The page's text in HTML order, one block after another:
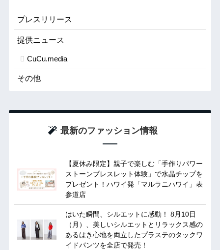
プレスリリース
提供ニュース
CuCu.media
その他
最新のファッション情報
【夏休み限定】親子で楽しむ「手作りパワー
ストーンブレスレット体験」で水晶チップを
プレゼント！ハワイ発「マルラニハワイ」表
参道店
はいた瞬間、シルエットに感動！ 8月10日
（月）、美しいシルエットとリラックス感の
あるはき心地を両立したプラステのタックワ
イドパンツを全店で発売！